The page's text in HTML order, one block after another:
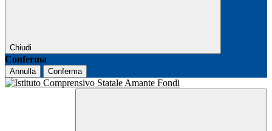
Chiudi
Conferma
Annulla Conferma